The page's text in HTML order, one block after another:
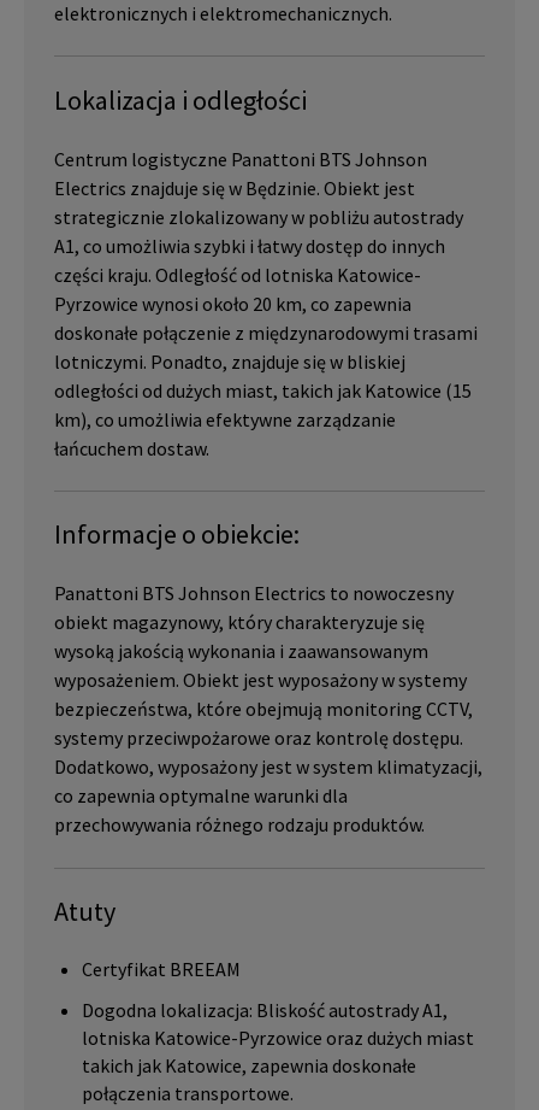
elektronicznych i elektromechanicznych.
Lokalizacja i odległości
Centrum logistyczne Panattoni BTS Johnson
Electrics znajduje się w Będzinie. Obiekt jest
strategicznie zlokalizowany w pobliżu autostrady
A1, co umożliwia szybki i łatwy dostęp do innych
części kraju. Odległość od lotniska Katowice-
Pyrzowice wynosi około 20 km, co zapewnia
doskonałe połączenie z międzynarodowymi trasami
lotniczymi. Ponadto, znajduje się w bliskiej
odległości od dużych miast, takich jak Katowice (15
km), co umożliwia efektywne zarządzanie
łańcuchem dostaw.
Informacje o obiekcie:
Panattoni BTS Johnson Electrics to nowoczesny
obiekt magazynowy, który charakteryzuje się
wysoką jakością wykonania i zaawansowanym
wyposażeniem. Obiekt jest wyposażony w systemy
bezpieczeństwa, które obejmują monitoring CCTV,
systemy przeciwpożarowe oraz kontrolę dostępu.
Dodatkowo, wyposażony jest w system klimatyzacji,
co zapewnia optymalne warunki dla
przechowywania różnego rodzaju produktów.
Atuty
Certyfikat BREEAM
Dogodna lokalizacja: Bliskość autostrady A1,
lotniska Katowice-Pyrzowice oraz dużych miast
takich jak Katowice, zapewnia doskonałe
połączenia transportowe.